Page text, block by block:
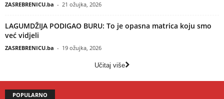
ZASREBRENICU.ba - 21 ožujka, 2026
LAGUMDŽIJA PODIGAO BURU: To je opasna matrica koju smo
već vidjeli
ZASREBRENICU.ba - 19 ožujka, 2026
Učitaj više
POPULARNO